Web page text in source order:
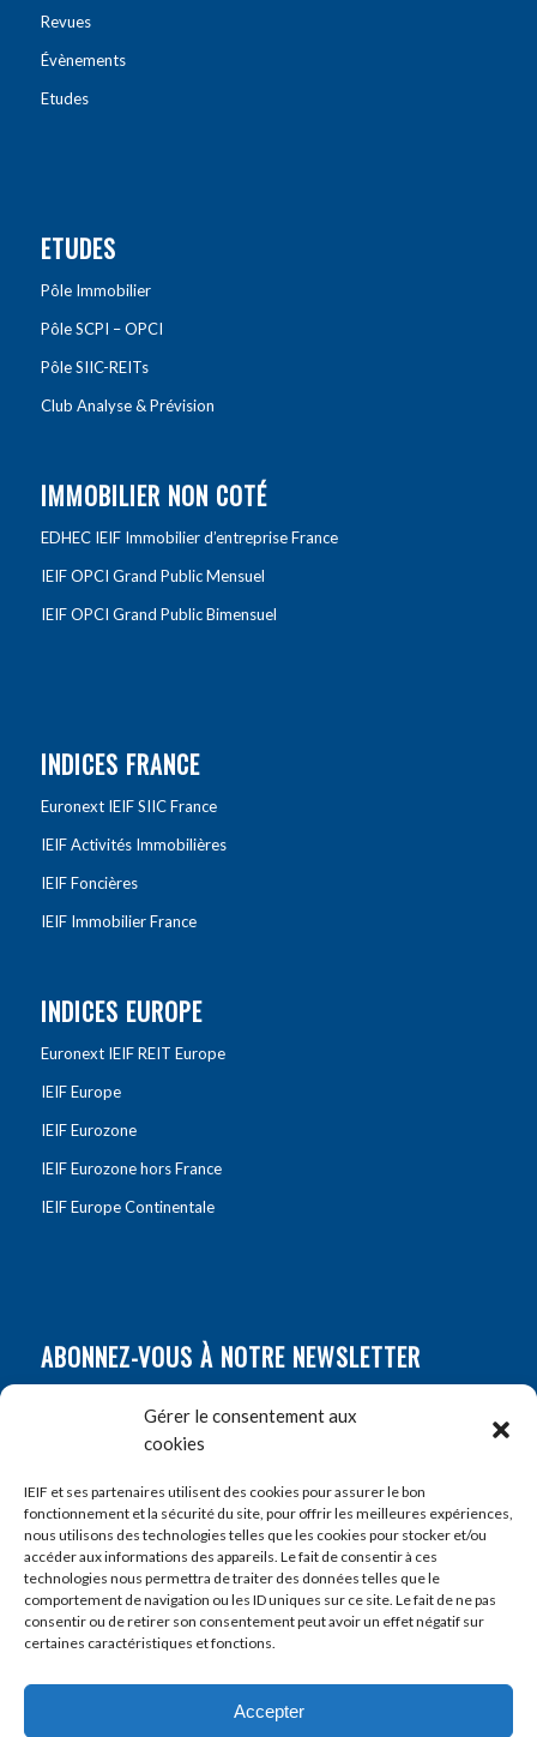
Gérer le consentement aux
cookies
IEIF et ses partenaires utilisent des cookies pour assurer le bon
fonctionnement et la sécurité du site, pour offrir les meilleures expériences,
nous utilisons des technologies telles que les cookies pour stocker et/ou
accéder aux informations des appareils. Le fait de consentir à ces
technologies nous permettra de traiter des données telles que le
comportement de navigation ou les ID uniques sur ce site. Le fait de ne pas
consentir ou de retirer son consentement peut avoir un effet négatif sur
certaines caractéristiques et fonctions.
Accepter
Revues
Évènements
Etudes
ETUDES
Pôle Immobilier
Pôle SCPI – OPCI
Pôle SIIC-REITs
Club Analyse & Prévision
IMMOBILIER NON COTÉ
EDHEC IEIF Immobilier d’entreprise France
IEIF OPCI Grand Public Mensuel
IEIF OPCI Grand Public Bimensuel
INDICES FRANCE
Euronext IEIF SIIC France
IEIF Activités Immobilières
IEIF Foncières
IEIF Immobilier France
INDICES EUROPE
Euronext IEIF REIT Europe
IEIF Europe
IEIF Eurozone
IEIF Eurozone hors France
IEIF Europe Continentale
ABONNEZ-VOUS À NOTRE NEWSLETTER
Prénom*
E-mail*